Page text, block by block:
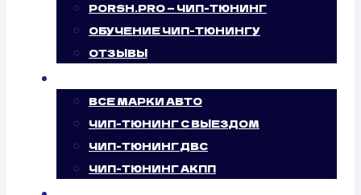
PORSH.PRO — ЧИП-ТЮНИНГ
ОБУЧЕНИЕ ЧИП-ТЮНИНГУ
ОТЗЫВЫ
ВСЕ МАРКИ АВТО
ЧИП-ТЮНИНГ С ВЫЕЗДОМ
ЧИП-ТЮНИНГ ДВС
ЧИП-ТЮНИНГ АКПП
КАЛИБРОВКА
ФАЙЛОВ
ПРОШИВОК
MERCEDES